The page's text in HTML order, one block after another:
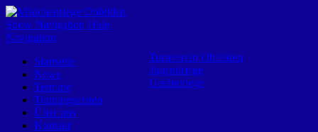
Turnverein Obfelden
Jugendriege
Gerätetriege
Show Navigation Hide
Navigation
Startseite
News
Termine
Trainingszeiten
Über uns
Kontakt